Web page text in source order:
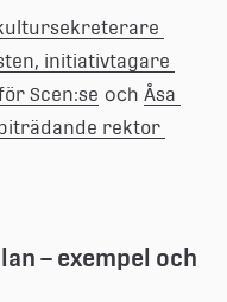
initiativtagare
Scen:se och Åsa
rektor
– exempel och